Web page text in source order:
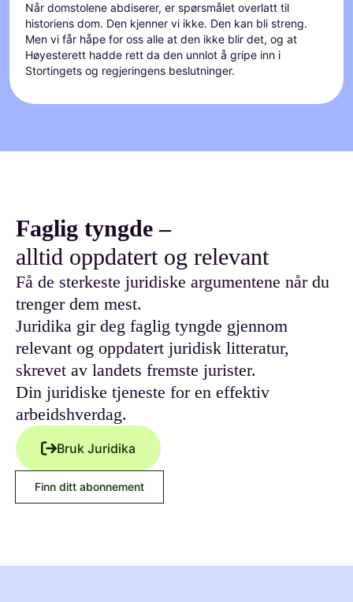
Når domstolene abdiserer, er spørsmålet overlatt til
historiens dom. Den kjenner vi ikke. Den kan bli streng.
Men vi får håpe for oss alle at den ikke blir det, og at
Høyesterett hadde rett da den unnlot å gripe inn i
Stortingets og regjeringens beslutninger.
Faglig tyngde –
alltid oppdatert og relevant
Få de sterkeste juridiske argumentene når du
trenger dem mest.
Juridika gir deg faglig tyngde gjennom
relevant og oppdatert juridisk litteratur,
skrevet av landets fremste jurister.
Din juridiske tjeneste for en effektiv
arbeidshverdag.
Bruk Juridika
Finn ditt abonnement